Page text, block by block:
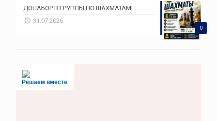
0
ДОНАБОР В ГРУППЫ ПО ШАХМАТАМ!
31.07.2026
Решаем вместе